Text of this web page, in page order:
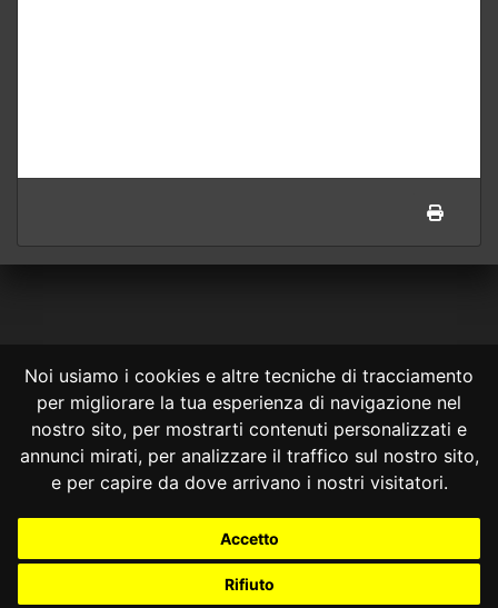
Noi usiamo i cookies e altre tecniche di tracciamento
per migliorare la tua esperienza di navigazione nel
nostro sito, per mostrarti contenuti personalizzati e
annunci mirati, per analizzare il traffico sul nostro sito,
e per capire da dove arrivano i nostri visitatori.
Accetto
Rifiuto
CONSULTA ONLINE DAL 1995 -NOTE LEGALI
Consulta OnLine non ha prodotto e non è responsabile per i contenuti e
le informazioni legali di siti collegati.
costituisce una relazione di consulenza legale.
Nessuno deve confidare o agire in base alle informazioni disponibili in
info@giurcost.org| Giurisprudenza Costituzionale|